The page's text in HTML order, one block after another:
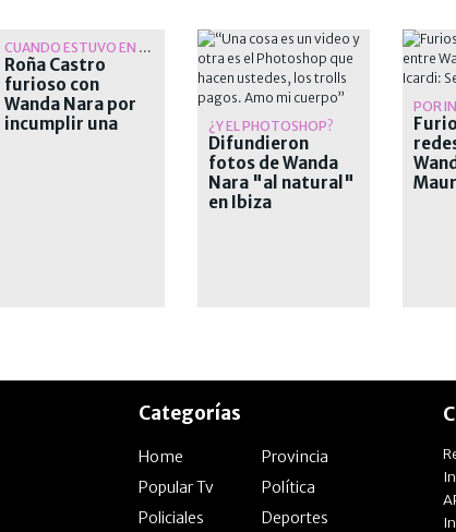
CUANDO ESTUVO EN MASTERCHEF
Roña Castro
furioso con
Wanda Nara por
incumplir una
¿Y EL PHOTOSHOP?
Difundieron
fotos de Wanda
Nara "al natural"
en Ibiza
POR
Categorías
Home
Provincia
Popular Tv
Política
Policiales
Deportes